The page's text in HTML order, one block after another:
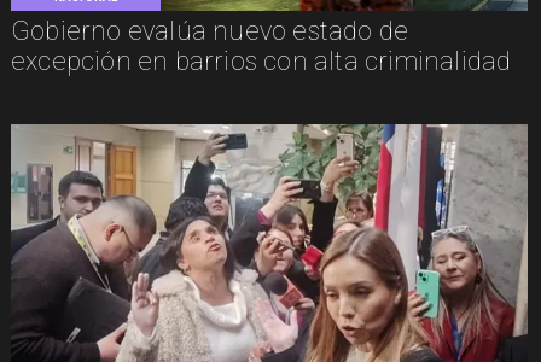
Gobierno evalúa nuevo estado de
excepción en barrios con alta criminalidad